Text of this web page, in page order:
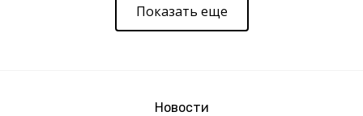
Показать еще
Новости